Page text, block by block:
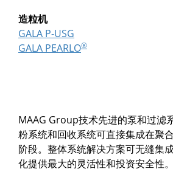
造粒机
GALA P-USG
GALA PEARLO®
MAAG Group技术先进的泵和过滤
粉系统和回收系统可直接集成在聚
阶段。整体系统解决方案可无缝集
化提供最大的灵活性和投资安全性。